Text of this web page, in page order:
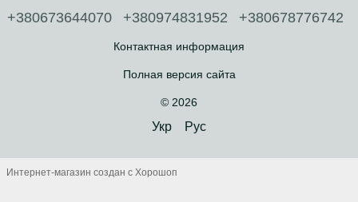
+380673644070 +380974831952 +380678776742
Контактная информация
Полная версия сайта
© 2026
Укр Рус
Интернет-магазин создан с Хорошоп